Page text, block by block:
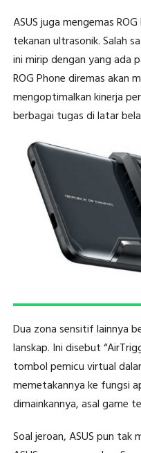
ASUS juga mengemas
tekanan ultrasonik. Salah
ini mirip dengan yang ada
ROG Phone diremas akan
mengoptimalkan kinerja
berbagai tugas di latar
Dua zona sensitif lainnya
lanskap. Ini disebut
tombol pemicu virtual
memetakannya ke fungsi
dimainkannya, asal game
Soal jeroan, ASUS pun tak